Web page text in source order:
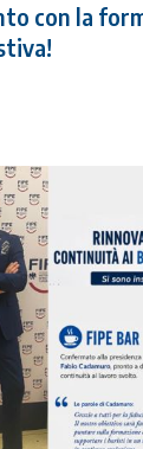
con la